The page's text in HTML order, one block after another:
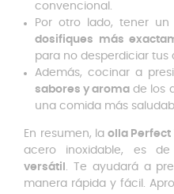
convencional.
Por otro lado, tener
dosifiques más
para no desperdiciar tus
Además, cocinar a
sabores y aroma de los
una comida más
En resumen, la olla Perfect
acero inoxidable, es
versátil . Te ayudará a
manera rápida y fácil.